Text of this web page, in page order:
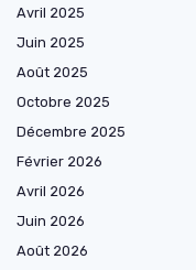
Avril 2025
Juin 2025
Août 2025
Octobre 2025
Décembre 2025
Février 2026
Avril 2026
Juin 2026
Août 2026